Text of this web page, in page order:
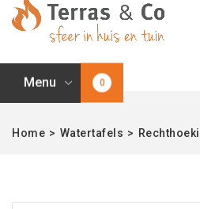
Menu 0
Home > Watertafels >